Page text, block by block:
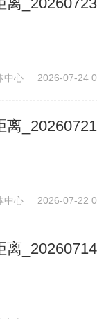
中心 2026-07-24
离_20260721
中心 2026-07-22
离_20260714